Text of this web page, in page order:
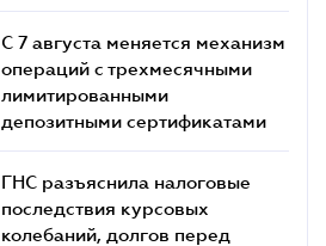
С 7 августа меняется механизм
операций с трехмесячными
лимитированными
депозитными сертификатами
ГНС разъяснила налоговые
последствия курсовых
колебаний, долгов перед